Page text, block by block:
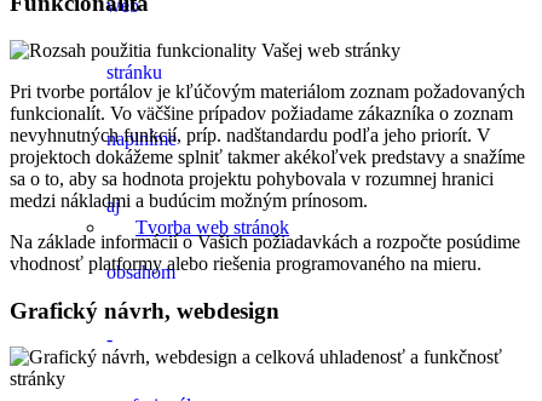
Tvorba web stránok
Pri tvorbe portálov je kľúčovým materiálom zoznam požadovaných
funkcionalít. Vo väčšine prípadov požiadame zákazníka o zoznam
nevyhnutných funkcií, príp. nadštandardu podľa jeho priorít. V
projektoch dokážeme splniť takmer akékoľvek predstavy a snažíme
sa o to, aby sa hodnota projektu pohybovala v rozumnej hranici
medzi nákladmi a budúcim možným prínosom.
Na základe informácií o Vašich požiadavkách a rozpočte posúdime
vhodnosť platformy alebo riešenia programovaného na mieru.
Grafický návrh, webdesign